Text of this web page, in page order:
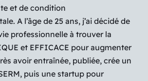
et de condition
A l’âge de 25 ans, j’ai décidé de
professionnelle à trouver la
et EFFICACE pour augmenter
avoir entraînée, publiée, crée un
puis une startup pour